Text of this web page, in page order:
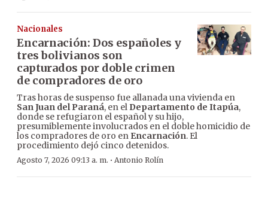
Nacionales
Encarnación: Dos españoles y
tres bolivianos son
capturados por doble crimen
de compradores de oro
Tras horas de suspenso fue allanada una vivienda en
San Juan del Paraná, en el Departamento de Itapúa,
donde se refugiaron el español y su hijo,
presumiblemente involucrados en el doble homicidio de
los compradores de oro en Encarnación. El
procedimiento dejó cinco detenidos.
Agosto 7, 2026 09:13 a. m. · Antonio Rolín